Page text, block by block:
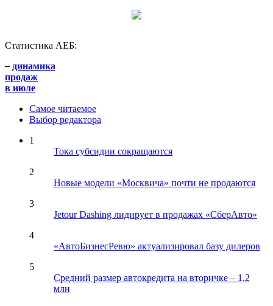
Статистика АЕБ:
– динамика
продаж
в июле
Самое читаемое
Выбор редактора
1
Тока субсидии сокращаются
2
Новые модели «Москвича» почти не продаются
3
Jetour Dashing лидирует в продажах «СберАвто»
4
«АвтоБизнесРевю» актуализировал базу дилеров
5
Средний размер автокредита на вторичке – 1,2
млн